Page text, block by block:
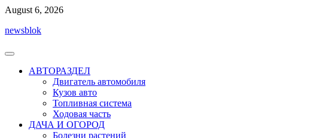
Перейти
содержимому
August 6, 2026
newsblok
АВТОРАЗДЕЛ
Двигатель автомобиля
Кузов авто
Топливная система
Ходовая часть
ДАЧА И ОГОРОД
Болезни растений